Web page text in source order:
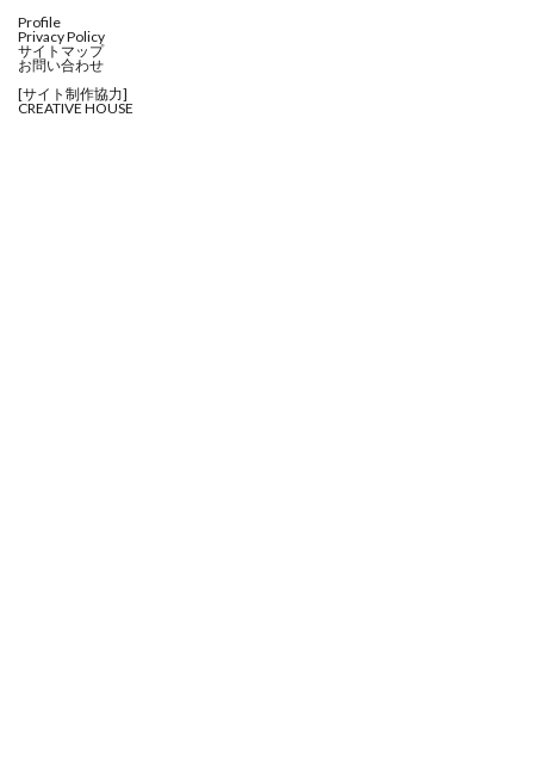
Profile
Privacy Policy
サイトマップ
お問い合わせ
[サイト制作協力]
CREATIVE HOUSE